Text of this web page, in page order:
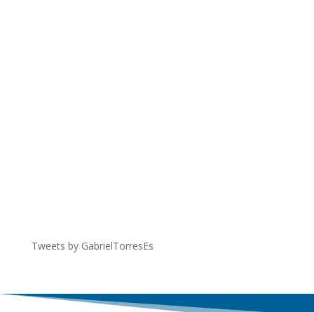
Tweets by GabrielTorresEs